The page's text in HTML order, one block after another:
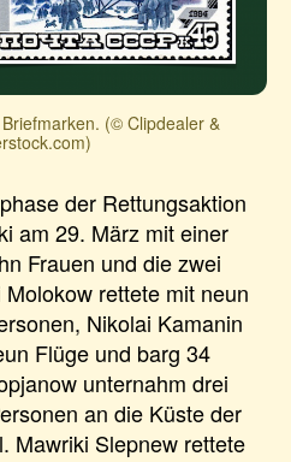
(© Clipdealer &
der Rettungsaktion
am 29. März mit einer
Frauen und die zwei
rettete mit neun
Nikolai Kamanin
Flüge und barg 34
unternahm drei
an die Küste der
Mawriki Slepnew rettete